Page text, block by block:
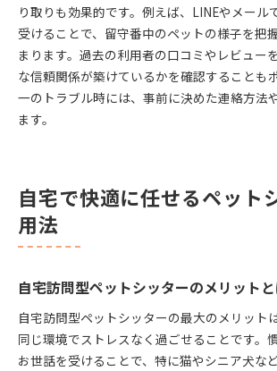
り取りも効果的です。例えば、LINEやメール
受けることで、留守番中のペットの様子を把
まります。過去の利用者の口コミやレビュー
な信頼関係が築けているかを確認することも
一のトラブル時には、事前に決めた連絡方法
ます。
自宅で快適に任せるペット
用法
自宅訪問型ペットシッターのメリット
自宅訪問型ペットシッターの最大のメリット
同じ環境でストレスなく過ごせることです。
お世話を受けることで、特に猫やシニア犬な